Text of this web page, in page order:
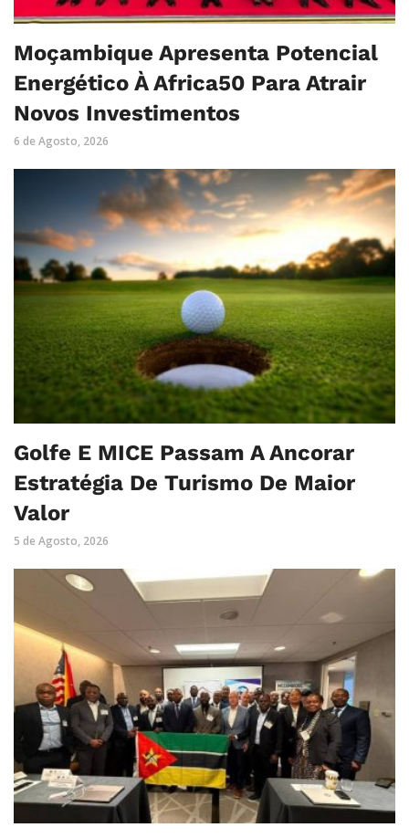
Moçambique Apresenta Potencial
Energético À Africa50 Para Atrair
Novos Investimentos
6 de Agosto, 2026
Golfe E MICE Passam A Ancorar
Estratégia De Turismo De Maior
Valor
5 de Agosto, 2026